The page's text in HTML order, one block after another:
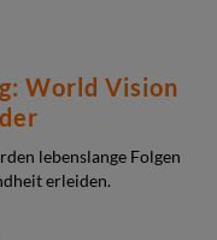
World Vision
lebenslange Folgen
erleiden.